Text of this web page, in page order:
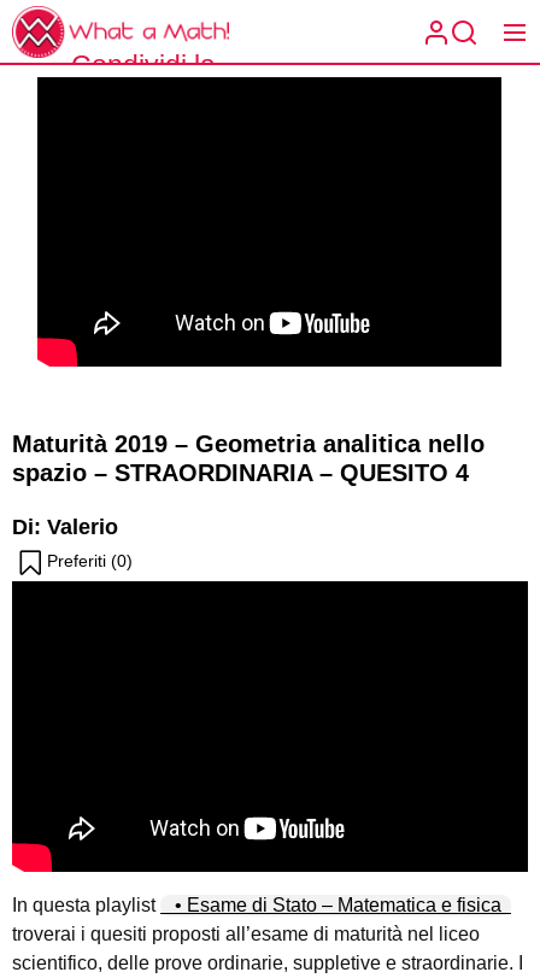
Skip
to
the
What
Math!
What a
Condividi la
Maturità 2019 – Geometria analitica nello
spazio – STRAORDINARIA – QUESITO 4
Di: Valerio
Preferiti (0)
In questa playlist
• Esame di Stato – Matematica e fisica
troverai i quesiti proposti all’esame di maturità nel liceo
scientifico, delle prove ordinarie, suppletive e straordinarie. I